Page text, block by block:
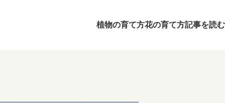
植物の育て方花の育て方記事を読む